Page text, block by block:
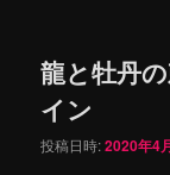
龍と牡丹
イン
投稿日時:2020年4